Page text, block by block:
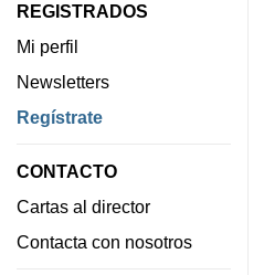
REGISTRADOS
Mi perfil
Newsletters
Regístrate
CONTACTO
Cartas al director
Contacta con nosotros